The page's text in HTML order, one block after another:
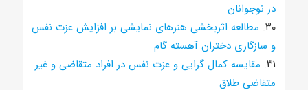
در نوجوانان
۳۰. مطالعه اثربخشی هنرهای نمایشی بر افزایش عزت نفس
و سازگاری دختران آهسته گام
۳۱. مقایسه کمال گرایی و عزت نفس در افراد متقاضی و غیر
متقاضی طلاق